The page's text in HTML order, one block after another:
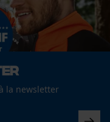
Spray, Gel,
Solution de
la newsletter
et de